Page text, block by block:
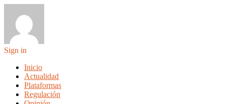
Sign in
Inicio
Actualidad
Plataformas
Regulación